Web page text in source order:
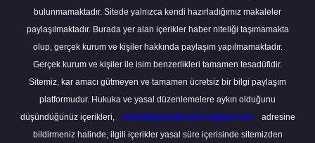
bulunmamaktadır. Sitede yalnızca kendi hazırladığımız makaleler
paylaşılmaktadır. Burada yer alan içerikler haber niteliği taşımamakta
olup, gerçek kurum ve kişiler hakkında paylaşım yapılmamaktadır.
Gerçek kurum ve kişiler ile isim benzerlikleri tamamen tesadüfidir.
Sitemiz, kar amacı gütmeyen ve tamamen ücretsiz bir bilgi paylaşım
platformudur. Hukuka ve yasal düzenlemelere aykırı olduğunu
düşündüğünüz içerikleri,
backlinkpanelicomtr@gmail.com
adresine
bildirmeniz halinde, ilgili içerikler yasal süre içerisinde sitemizden